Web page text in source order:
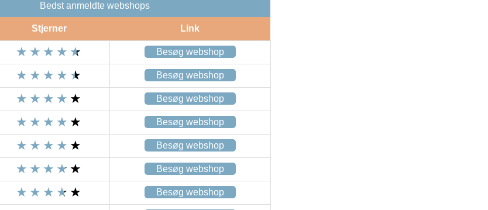
Bedst anmeldte webshops
Stjerner Link
Besøg webshop
Besøg webshop
Besøg webshop
Besøg webshop
Besøg webshop
Besøg webshop
Besøg webshop